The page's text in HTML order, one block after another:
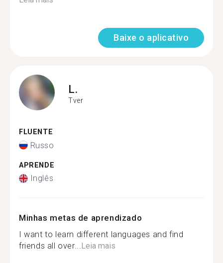
Baixe o aplicativo
L.
Tver
FLUENTE
Russo
APRENDE
Inglês
Minhas metas de aprendizado
I want to learn different languages and find
friends all over...Leia mais